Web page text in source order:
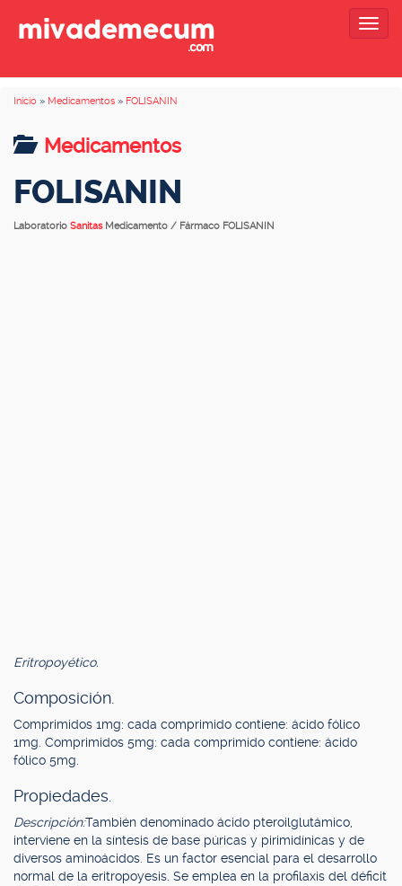
Inicio » Medicamentos » FOLISANIN
Medicamentos
FOLISANIN
Laboratorio Sanitas Medicamento / Fármaco FOLISANIN
Eritropoyético.
Composición.
Comprimidos 1mg: cada comprimido contiene: ácido fólico
1mg. Comprimidos 5mg: cada comprimido contiene: ácido
fólico 5mg.
Propiedades.
Descripción:También denominado ácido pteroilglutámico,
interviene en la síntesis de base púricas y pirimidínicas y de
diversos aminoácidos. Es un factor esencial para el desarrollo
normal de la eritropoyesis. Se emplea en la profilaxis del déficit